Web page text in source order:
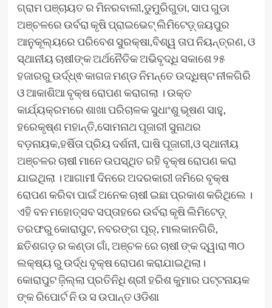
ଗ୍ରାମ ପଞ୍ଚାୟତ ର ମିନରବାଲୀ,ଡୁମୁରିଗୁଡା, ସାପ ଗୁଡା
ଅଞ୍ଚଳରେ ଉର୍ବରା କୃଷି ପ୍ରାଇଭେଟ୍ ଲିମିଟେଡ଼୍ ଜୟପୁର
ଆନୁକୂଲ୍ୟରେ ପରିବେଶ ସୁରକ୍ଷା,ବିଶ୍ୱ ତାପ ନିୟନ୍ତ୍ରଣ, ଓ
ସ୍ଥାନୀୟ ଚାଷୀଙ୍କ ଅର୍ଥନୈତିକ ଅଭିବୃଦ୍ଧି ସକାଶେ ୨୫
ହଜାରରୁ ଉର୍ଦ୍ଧ୍ଵ କାଗଜ ମଣ୍ଡ ନିମନ୍ତେ ଉଦ୍ଧିଷ୍ଟ ନୀଳଗିରି
ଓ ଆକାଶିଆ ବୃକ୍ଷ ରୋପଣ କରାଗଲା । ଉକ୍ତ
କାର୍ଯ୍ୟକ୍ରମରେ ଶାଖା ପରିଚାଳକ ସୁଧାଂଶୁ ଭୂଷଣ ସାହୁ,
ହରେକୃଷ୍ଣ ମହାନ୍ତି,ସୋମନାଥ ପୂଜାରୀ ସୁନାଥର
ବଡ଼ନାୟକ,ହର୍ଷିତା ପ୍ରିୟ ଦର୍ଶନୀ, ଘାଷି ପୂଜାରୀ,ଓ ସ୍ଥାନୀୟ
ଅଞ୍ଚଳର ଚାଷୀ ମାନେ ଉପସ୍ଥିତ ରହି ବୃକ୍ଷ ରୋପଣ କରା
ଯାଇଥିଲା । ଆଗାମୀ ଦିନରେ ଅଦରକାରୀ ଜମିରେ ବୃକ୍ଷ
ରୋପଣ କରିବା ପାଇଁ ଅନେକ ଚାଷୀ ଇଛା ପ୍ରକାଶ କରିଥିଲେ ।
ଏହି ବନ ମହୋତ୍ସବ ସପ୍ତାହରେ ଉର୍ବରା କୃଷି ଲିମିଟେଡ଼୍
ତରଫରୁ କୋରାପୁଟ, ନବରଙ୍ଗ ପୂର୍, ମାଲକାନଗିରି,
ଛତିଶଗଡ଼ ର କଣ୍ଡା ଗାଁ, ଅଞ୍ଚଳ ରେ ଚାଷୀ ଙ୍କ ଦ୍ୱାରା ୩୦
ଲକ୍ଷ୍ୟ ରୁ ଉର୍ଦ୍ଧ ବୃକ୍ଷ ରୋପଣ କରାଯାଇଥିଲା।
କୋରାପୁଟ ଜ଼ିଲ୍ଲା ପ୍ରତିନିଧି ଶ୍ରୀ ହରିଶ କୁମାର ପଟ୍ଟନାୟକ
ଙ୍କ ରିପୋର୍ଟ ନି ଉ ସ ଉପାନ୍ତ ଓଡିଶା